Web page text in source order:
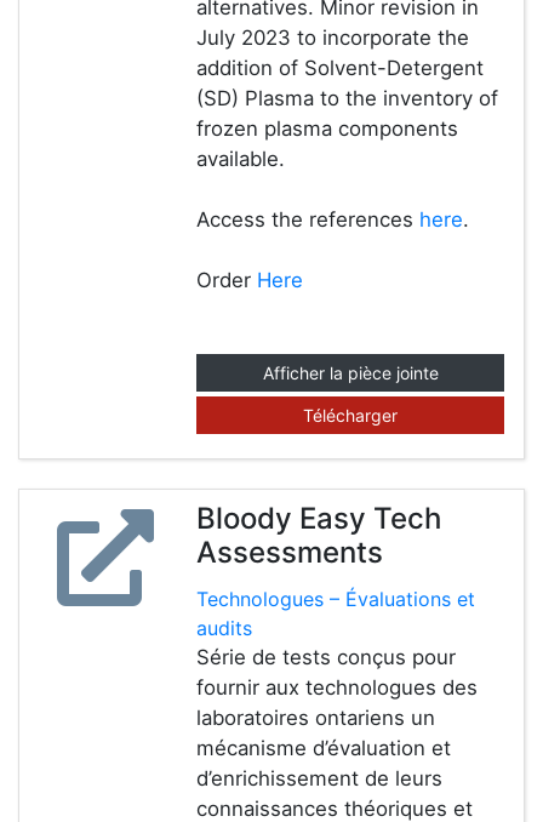
alternatives. Minor revision in
July 2023 to incorporate the
addition of Solvent-Detergent
(SD) Plasma to the inventory of
frozen plasma components
available.
Access the references here.
Order Here
Afficher la pièce jointe
Télécharger
Bloody Easy Tech
Assessments
Technologues – Évaluations et
audits
Série de tests conçus pour
fournir aux technologues des
laboratoires ontariens un
mécanisme d’évaluation et
d’enrichissement de leurs
connaissances théoriques et